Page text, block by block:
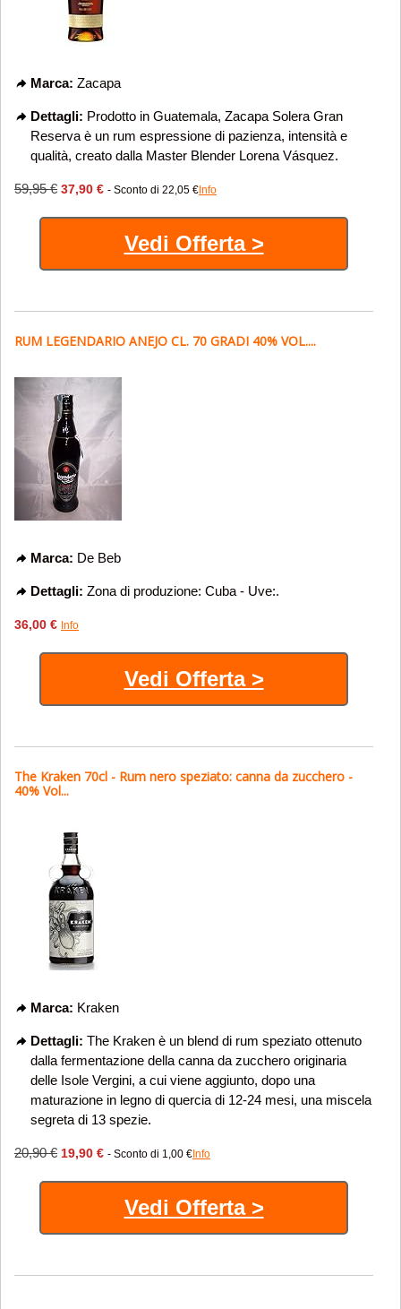
Marca: Zacapa
Dettagli: Prodotto in Guatemala, Zacapa Solera Gran
Reserva è un rum espressione di pazienza, intensità e
qualità, creato dalla Master Blender Lorena Vásquez.
59,95 € 37,90 € - Sconto di 22,05 € Info
Vedi Offerta >
RUM LEGENDARIO ANEJO CL. 70 GRADI 40% VOL....
Marca: De Beb
Dettagli: Zona di produzione: Cuba - Uve:.
36,00 € Info
Vedi Offerta >
The Kraken 70cl - Rum nero speziato: canna da zucchero -
40% Vol...
Marca: Kraken
Dettagli: The Kraken è un blend di rum speziato ottenuto
dalla fermentazione della canna da zucchero originaria
delle Isole Vergini, a cui viene aggiunto, dopo una
maturazione in legno di quercia di 12-24 mesi, una miscela
segreta di 13 spezie.
20,90 € 19,90 € - Sconto di 1,00 € Info
Vedi Offerta >